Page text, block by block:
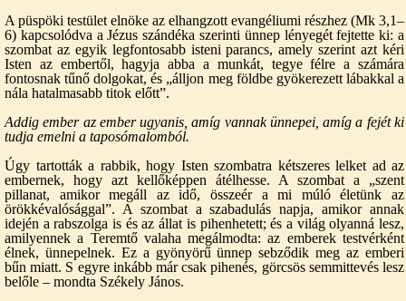
A püspöki testület elnöke az elhangzott evangéliumi részhez (Mk 3,1–
6) kapcsolódva a Jézus szándéka szerinti ünnep lényegét fejtette ki: a
szombat az egyik legfontosabb isteni parancs, amely szerint azt kéri
Isten az embertől, hagyja abba a munkát, tegye félre a számára
fontosnak tűnő dolgokat, és „álljon meg földbe gyökerezett lábakkal a
nála hatalmasabb titok előtt”.
Addig ember az ember ugyanis, amíg vannak ünnepei, amíg a fejét ki
tudja emelni a taposómalomból.
Úgy tartották a rabbik, hogy Isten szombatra kétszeres lelket ad az
embernek, hogy azt kellőképpen átélhesse. A szombat a „szent
pillanat, amikor megáll az idő, összeér a mi múló életünk az
örökkévalósággal”. A szombat a szabadulás napja, amikor annak
idején a rabszolga is és az állat is pihenhetett; és a világ olyanná lesz,
amilyennek a Teremtő valaha megálmodta: az emberek testvérként
élnek, ünnepelnek. Ez a gyönyörű ünnep sebződik meg az emberi
bűn miatt. S egyre inkább már csak pihenés, görcsös semmittevés lesz
belőle – mondta Székely János.